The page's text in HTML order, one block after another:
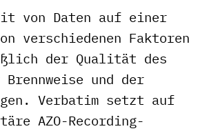
von Daten auf einer
verschiedenen Faktoren
der Qualität des
und der
Verbatim setzt auf
AZO-Recording-